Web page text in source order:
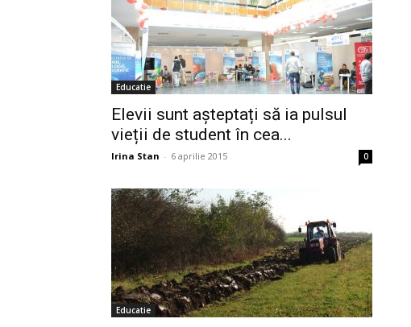
Educatie
Elevii sunt așteptați să ia pulsul
vieții de student în cea...
Irina Stan - 6 aprilie 2015 0
Educatie